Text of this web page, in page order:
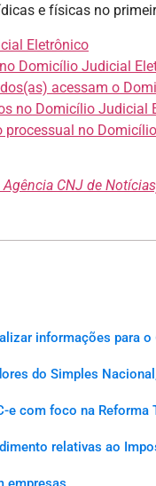
e físicas no
Eletrônico
Domicílio Judicial
acessam o
no Domicílio Judicial
no
CNJ de
informações para o
do Simples
e com foco na Reforma
relativas ao